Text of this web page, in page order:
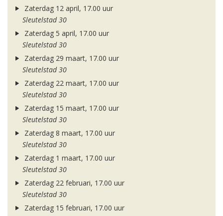
Zaterdag 12 april, 17.00 uur
Sleutelstad 30
Zaterdag 5 april, 17.00 uur
Sleutelstad 30
Zaterdag 29 maart, 17.00 uur
Sleutelstad 30
Zaterdag 22 maart, 17.00 uur
Sleutelstad 30
Zaterdag 15 maart, 17.00 uur
Sleutelstad 30
Zaterdag 8 maart, 17.00 uur
Sleutelstad 30
Zaterdag 1 maart, 17.00 uur
Sleutelstad 30
Zaterdag 22 februari, 17.00 uur
Sleutelstad 30
Zaterdag 15 februari, 17.00 uur